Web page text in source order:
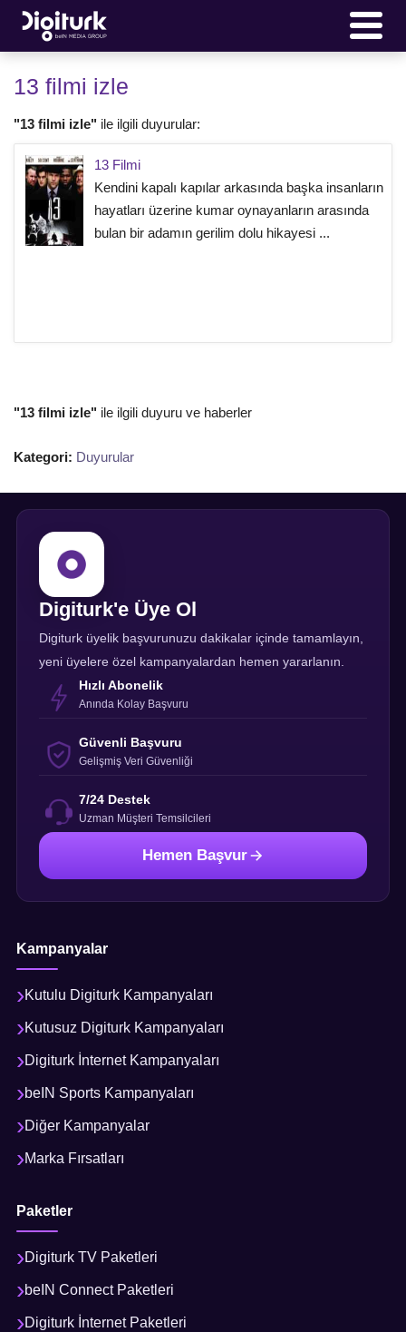
13 filmi izle
"13 filmi izle" ile ilgili duyurular:
13 Filmi
Kendini kapalı kapılar arkasında başka insanların
hayatları üzerine kumar oynayanların arasında
bulan bir adamın gerilim dolu hikayesi ...
"13 filmi izle" ile ilgili duyuru ve haberler
Kategori: Duyurular
Digiturk'e Üye Ol
Digiturk üyelik başvurunuzu dakikalar içinde tamamlayın,
yeni üyelere özel kampanyalardan hemen yararlanın.
Hızlı Abonelik
Anında Kolay Başvuru
Güvenli Başvuru
Gelişmiş Veri Güvenliği
7/24 Destek
Uzman Müşteri Temsilcileri
Hemen Başvur
Kampanyalar
Kutulu Digiturk Kampanyaları
Kutusuz Digiturk Kampanyaları
Digiturk İnternet Kampanyaları
beIN Sports Kampanyaları
Diğer Kampanyalar
Marka Fırsatları
Paketler
Digiturk TV Paketleri
beIN Connect Paketleri
Digiturk İnternet Paketleri